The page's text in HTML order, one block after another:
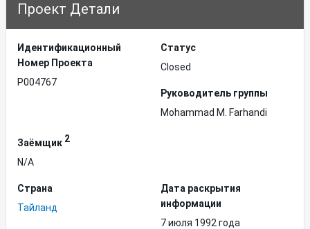
Проект Детали
Идентификационный
Hомер Проекта
P004767
Статус
Closed
Руководитель группы
Mohammad M. Farhandi
Заёмщик 2
N/A
Страна
Тайланд
Дата раскрытия
информации
7 июля 1992 года